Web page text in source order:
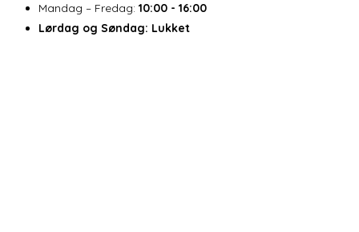
Mandag – Fredag: 10:00 - 16:00
Lørdag og Søndag: Lukket